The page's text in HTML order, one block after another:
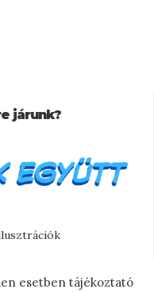
járunk?
esetben tájékoztató